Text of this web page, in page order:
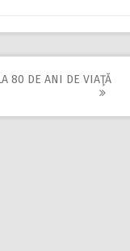
80 DE ANI DE VIAŢĂ